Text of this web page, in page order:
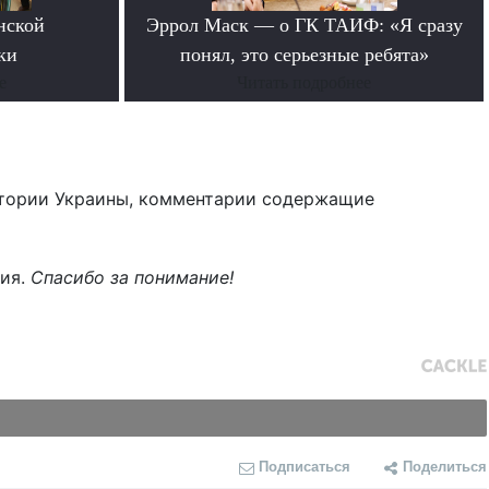
Эррол Маск — о ГК ТАИФ: «Я сразу
понял, это серьезные ребята»
Украины, комментарии содержащие
Спасибо за понимание!
Подписаться Поделиться